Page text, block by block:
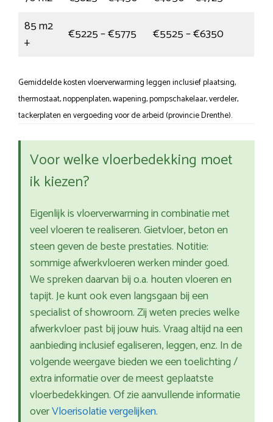
85 m2
+
€5225 – €5775 €5525 – €6350
Gemiddelde kosten vloerverwarming leggen inclusief plaatsing,
thermostaat, noppenplaten, wapening, pompschakelaar, verdeler,
tackerplaten en vergoeding voor de arbeid (provincie Drenthe).
Voor welke vloerbedekking moet
ik kiezen?
Eigenlijk is vloerverwarming in combinatie met
veel vloeren te realiseren. Gietvloer, beton en
steen geven de beste prestaties. Notitie:
sommige afwerkvloeren werken minder goed.
We spreken daarvan bij o.a. houten vloeren en
tapijt. Je kunt ook even langsgaan bij een
specialist of showroom. Zij weten precies welke
afwerkvloer past bij jouw huis. Vraag altijd na een
aanbieding inclusief egaliseren, leggen, enz. In de
volgende weergave bieden we een toelichting /
extra informatie over de meest geplaatste
vloerbedekkingen. Of zie aanvullende informatie
overVloerisolatie vergelijken.